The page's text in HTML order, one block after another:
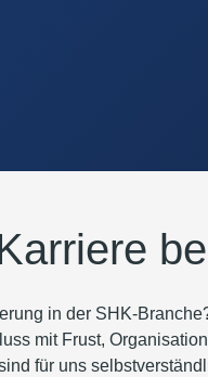
in der SHK-
mit Frust,
für uns